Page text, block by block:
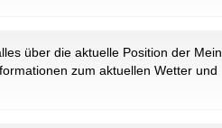
über die aktuelle Position der Mein
zum aktuellen Wetter und